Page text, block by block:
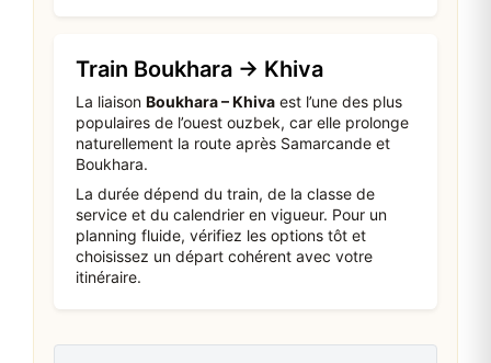
Train Boukhara → Khiva
La liaison Boukhara – Khiva est l’une des plus
populaires de l’ouest ouzbek, car elle prolonge
naturellement la route après Samarcande et
Boukhara.
La durée dépend du train, de la classe de
service et du calendrier en vigueur. Pour un
planning fluide, vérifiez les options tôt et
choisissez un départ cohérent avec votre
itinéraire.